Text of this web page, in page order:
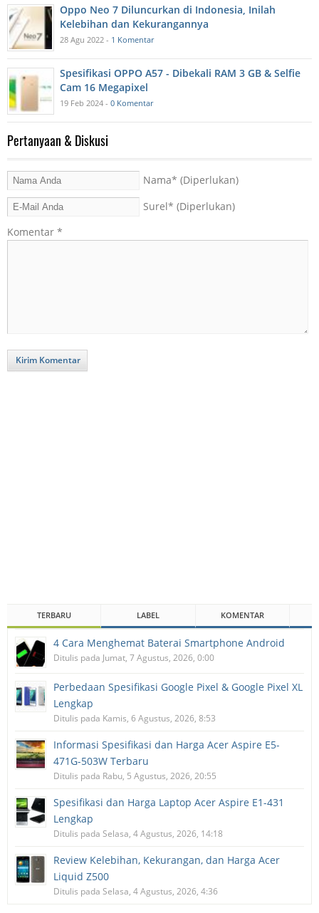
Oppo Neo 7 Diluncurkan di Indonesia, Inilah
Kelebihan dan Kekurangannya
28 Agu 2022 - 1 Komentar
Spesifikasi OPPO A57 - Dibekali RAM 3 GB & Selfie
Cam 16 Megapixel
19 Feb 2024 - 0 Komentar
Pertanyaan & Diskusi
Nama* (Diperlukan)
Surel* (Diperlukan)
Komentar *
Kirim Komentar
TERBARU LABEL KOMENTAR
4 Cara Menghemat Baterai Smartphone Android
Ditulis pada Jumat, 7 Agustus, 2026, 0:00
Perbedaan Spesifikasi Google Pixel & Google Pixel XL
Lengkap
Ditulis pada Kamis, 6 Agustus, 2026, 8:53
Informasi Spesifikasi dan Harga Acer Aspire E5-
471G-503W Terbaru
Ditulis pada Rabu, 5 Agustus, 2026, 20:55
Spesifikasi dan Harga Laptop Acer Aspire E1-431
Lengkap
Ditulis pada Selasa, 4 Agustus, 2026, 14:18
Review Kelebihan, Kekurangan, dan Harga Acer
Liquid Z500
Ditulis pada Selasa, 4 Agustus, 2026, 4:36